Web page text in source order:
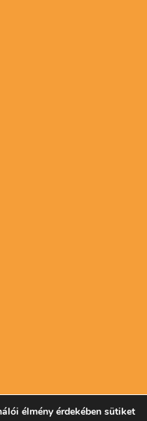
élmény érdekében sütiket